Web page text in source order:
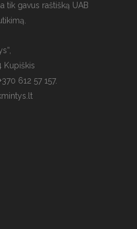
tik gavus raštišką UAB
Kupiškis
612 57 157.